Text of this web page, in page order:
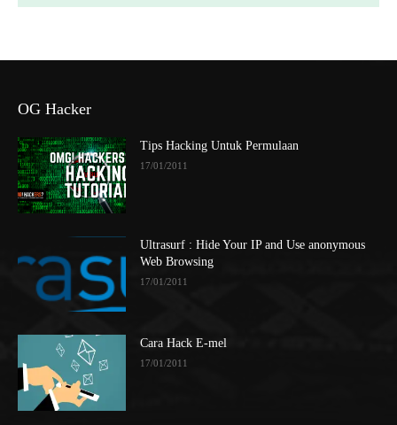
OG Hacker
Tips Hacking Untuk Permulaan
17/01/2011
Ultrasurf : Hide Your IP and Use anonymous
Web Browsing
17/01/2011
Cara Hack E-mel
17/01/2011